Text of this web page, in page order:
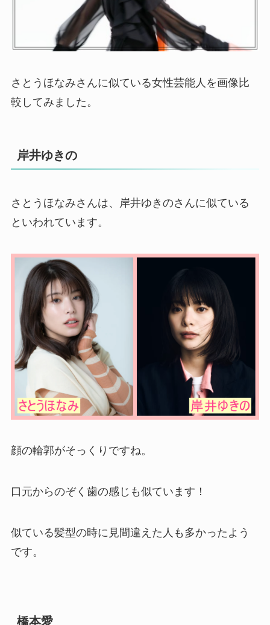
さとうほなみさんに似ている女性芸能人を画像比
較してみました。
岸井ゆきの
さとうほなみさんは、岸井ゆきのさんに似ている
といわれています。
顔の輪郭がそっくりですね。
口元からのぞく歯の感じも似ています！
似ている髪型の時に見間違えた人も多かったよう
です。
橋本愛